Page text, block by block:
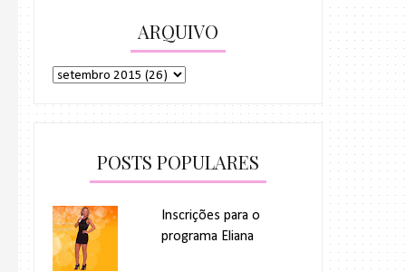
ARQUIVO
POSTS POPULARES
Inscrições para o
programa Eliana